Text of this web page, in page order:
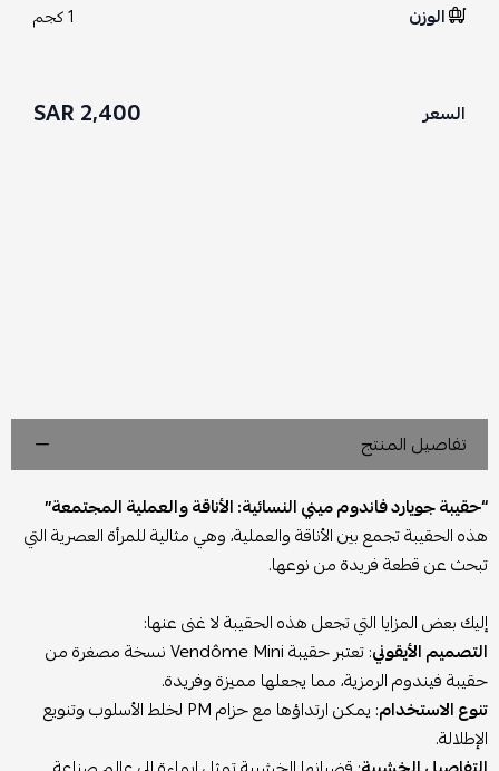
الوزن 1 كجم
السعر 2,400 SAR
تفاصيل المنتج
“حقيبة جويارد فاندوم ميني النسائية: الأناقة والعملية المجتمعة”
هذه الحقيبة تجمع بين الأناقة والعملية، وهي مثالية للمرأة العصرية التي
تبحث عن قطعة فريدة من نوعها.
إليك بعض المزايا التي تجعل هذه الحقيبة لا غنى عنها:
التصميم الأيقوني
: تعتبر حقيبة Vendôme Mini نسخة مصغرة من
حقيبة فيندوم الرمزية، مما يجعلها مميزة وفريدة.
تنوع الاستخدام
: يمكن ارتداؤها مع حزام PM لخلط الأسلوب وتنويع
الإطلالة.